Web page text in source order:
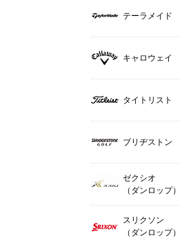
テーラメイド
キャロウェイ
タイトリスト
ブリヂストン
ゼクシオ
（ダンロップ）
スリクソン
（ダンロップ）